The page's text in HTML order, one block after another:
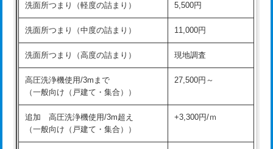
モルタル補修（厚さ10㎝超え） 38,500円
洗面台設置 38,500円
バスタブ設置 現場見積
追加人工 16,500円
廃棄・処分 現場見積
※給水管工事は20mmまでの価格です。
持込商品取付（混合水栓） 16,500円
持込商品取付（浄水器・分岐水栓） 16,500円
給水管工事※（ホール加工) 16,500円
給水管工事※（バンド止め)
給水管工事※（支持金具設置) 5,500円
給水管工事※（保温材使用（バンド止
5,500円
洗面所つまり（軽度の詰まり） 5,500円
洗面所つまり（中度の詰まり） 11,000円
洗面所つまり（高度の詰まり） 現地調査
高圧洗浄機使用/3mまで
（一般向け（戸建て・集合））
27,500円～
追加 高圧洗浄機使用/3m超え
（一般向け（戸建て・集合））
+3,300円/ｍ